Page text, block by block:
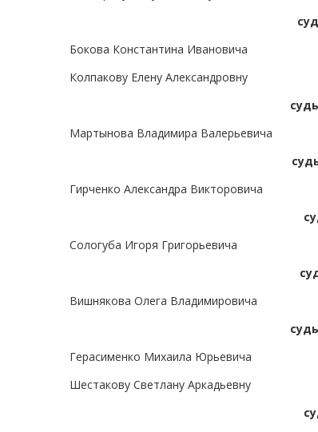
Бокова Константина Ивановича
Колпакову Елену Александровну
Мартынова Владимира Валерьевича
Гирченко Александра Викторовича
Сологуба Игоря Григорьевича
Вишнякова Олега Владимировича
Герасименко Михаила Юрьевича
Шестакову Светлану Аркадьевну